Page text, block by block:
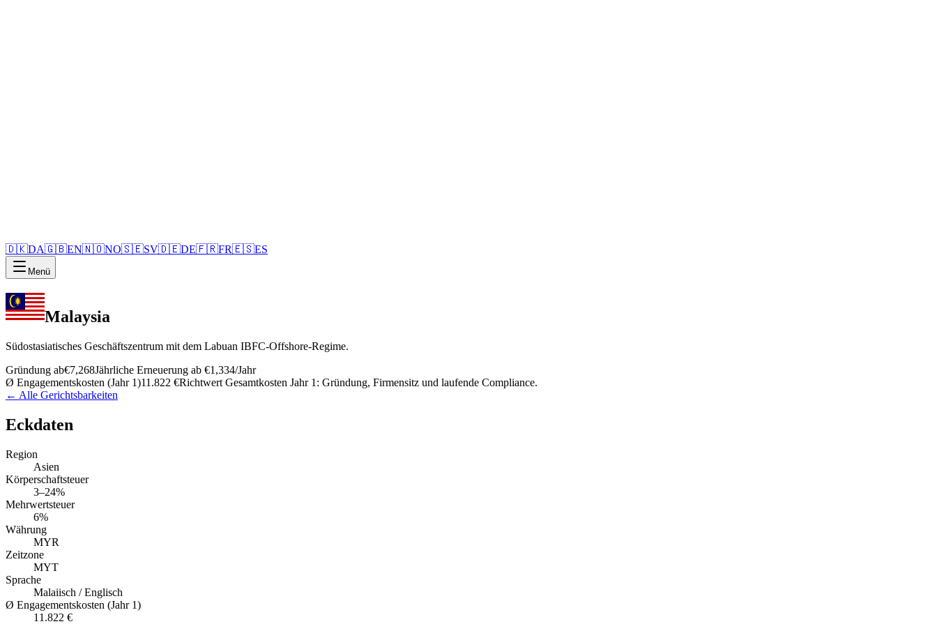
🇩🇰DA🇬🇧EN🇳🇴NO🇸🇪SV🇩🇪DE🇫🇷FR🇪🇸ES
Menü
Malaysia
Südostasiatisches Geschäftszentrum mit dem Labuan IBFC-Offshore-Regime.
Gründung ab€7,268Jährliche Erneuerung ab €1,334/Jahr
Ø Engagementskosten (Jahr 1)11.822 €Richtwert Gesamtkosten Jahr 1: Gründung, Firmensitz und laufende Compliance.
← Alle Gerichtsbarkeiten
Eckdaten
Region
Asien
Körperschaftsteuer
3–24%
Mehrwertsteuer
6%
Währung
MYR
Zeitzone
MYT
Sprache
Malaiisch / Englisch
Ø Engagementskosten (Jahr 1)
11.822 €